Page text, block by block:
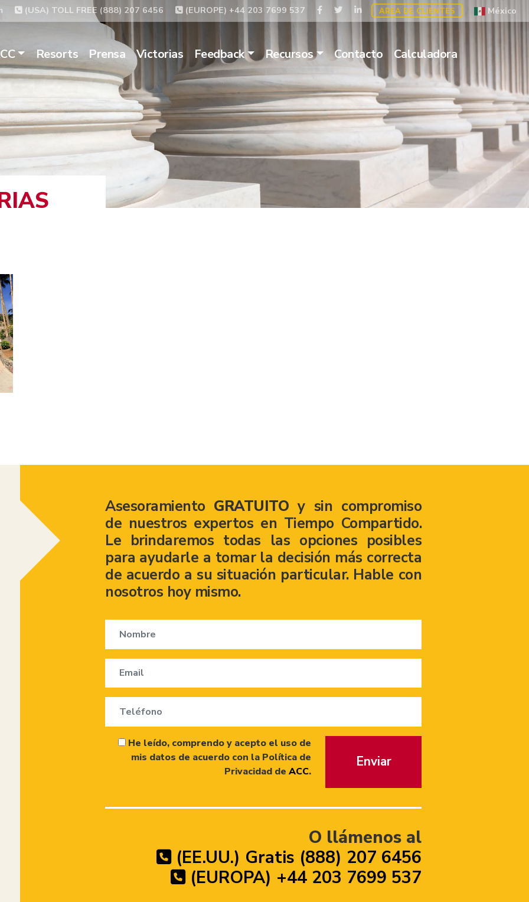
(USA) TOLL FREE (888) 207 6456 (EUROPE) +44 203 7699 537 AREA DE CLIENTES México
Resorts Prensa Victorias Feedback Recursos Contacto Calculadora
Asesoramiento GRATUITO y sin compromiso
de nuestros expertos en Tiempo Compartido.
Le brindaremos todas las opciones posibles
para ayudarle a tomar la decisión más correcta
de acuerdo a su situación particular. Hable con
nosotros hoy mismo.
He leído, comprendo y acepto el uso de
mis datos de acuerdo con la Política de
Privacidad deACC.
Enviar
O llámenos al
(EE.UU.) Gratis (888) 207 6456
(EUROPA) +44 203 7699 537